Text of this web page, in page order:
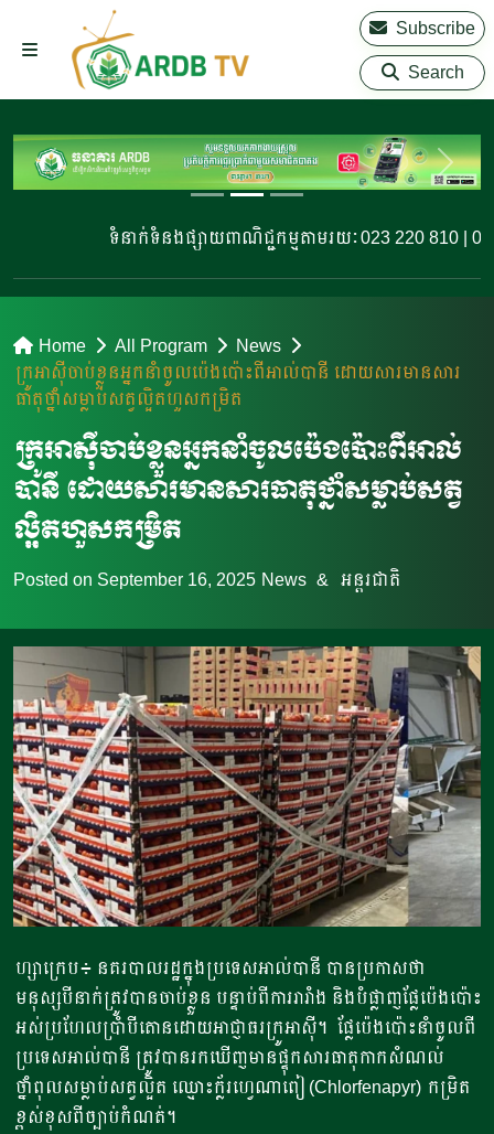
Subscribe
Search
ទំនាក់ទំនងផ្សាយពាណិជ្ជកម្មតាមរយៈ 023 220 810 | 023
Home All Program
News
ក្រូអាស៊ីចាប់ខ្លួនអ្នកនាំ​ចូល​ប៉េងប៉ោះ​ពី​អាល់បានី ដោយសារមានសារ
ធាតុថ្នាំសម្លាប់សត្វល្អិតហួសកម្រិត
ក្រូអាស៊ីចាប់ខ្លួនអ្នកនាំ​ចូល​ប៉េងប៉ោះ​ពី​អាល់
បានី ដោយសារមានសារធាតុថ្នាំសម្លាប់សត្វ
ល្អិតហួសកម្រិត
Posted on September 16, 2025 News & អន្តរជាតិ
ហ្សាក្រេប៖ នគរបាលរដ្ឋក្នុងប្រទេសអាល់បានី បានប្រកាសថា
មនុស្សបីនាក់ត្រូវបានចាប់ខ្លួន បន្ទាប់ពីការរារាំង និងបំផ្លាញផ្លែប៉េងប៉ោះ
អស់ប្រហែលប្រាំបីតោនដោយអាជ្ញាធរក្រូអាស៊ី។ ផ្លែប៉េងប៉ោះនាំចូលពី
ប្រទេសអាល់បានី ត្រូវបានរកឃើញមានផ្ទុកសារធាតុកាកសំណល់
ថ្នាំពុលសម្លាប់សត្វល្អិត ឈ្មោះក្ល័រហ្វេណាពៀ (Chlorfenapyr) កម្រិត
ខ្ពស់ខុសពីច្បាប់កំណត់។